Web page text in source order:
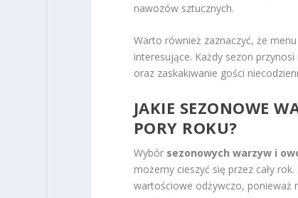
nawozów sztucznych.
Warto również zaznaczyć, że
interesujące. Każdy sezon
oraz zaskakiwanie gości
JAKIE SEZONOWE
PORY ROKU?
Wybór sezonowych warzyw i
możemy cieszyć się przez cały
wartościowe odżywczo, ponieważ